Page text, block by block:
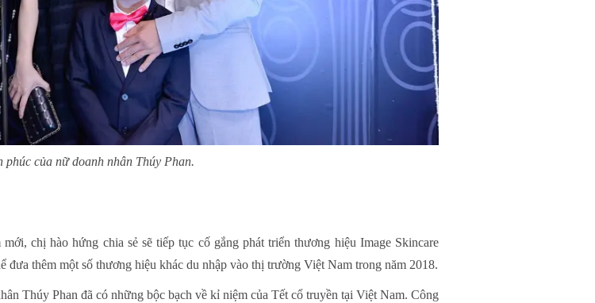
phúc của nữ doanh nhân Thúy Phan.
chị hào hứng chia sẻ sẽ tiếp tục cố gắng phát triển thương hiệu Image Skincare
đưa thêm một số thương hiệu khác du nhập vào thị trường Việt Nam trong năm 2018.
Thúy Phan đã có những bộc bạch về kỉ niệm của Tết cổ truyền tại Việt Nam. Công